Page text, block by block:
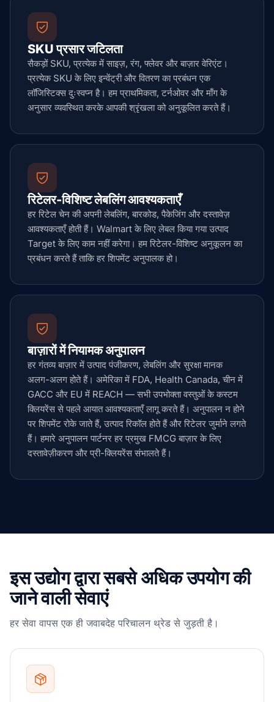
SKU प्रसार जटिलता
सैकड़ों SKU, प्रत्येक में साइज़, रंग, फ्लेवर और बाज़ार वेरिएंट।
प्रत्येक SKU के लिए इन्वेंट्री और वितरण का प्रबंधन एक
लॉजिस्टिक्स दुःस्वप्न है। हम प्राथमिकता, टर्नओवर और माँग के
अनुसार व्यवस्थित करके आपकी श्रृंखला को अनुकूलित करते हैं।
रिटेलर-विशिष्ट लेबलिंग आवश्यकताएँ
हर रिटेल चेन की अपनी लेबलिंग, बारकोड, पैकेजिंग और दस्तावेज़
आवश्यकताएँ होती हैं। Walmart के लिए लेबल किया गया उत्पाद
Target के लिए काम नहीं करेगा। हम रिटेलर-विशिष्ट अनुकूलन का
प्रबंधन करते हैं ताकि हर शिपमेंट अनुपालक हो।
बाज़ारों में नियामक अनुपालन
हर गंतव्य बाज़ार में उत्पाद पंजीकरण, लेबलिंग और सुरक्षा मानक
अलग-अलग होते हैं। अमेरिका में FDA, Health Canada, चीन में
GACC और EU में REACH — सभी उपभोक्ता वस्तुओं के कस्टम
क्लियरेंस से पहले आयात आवश्यकताएँ लागू करते हैं। अनुपालन न होने
पर शिपमेंट रोके जाते हैं, उत्पाद रिकॉल होते हैं और रिटेलर जुर्माने लगते
हैं। हमारे अनुपालन पार्टनर हर प्रमुख FMCG बाज़ार के लिए
दस्तावेज़ीकरण और प्री-क्लियरेंस संभालते हैं।
इस उद्योग द्वारा सबसे अधिक उपयोग की
जाने वाली सेवाएं
हर सेवा वापस एक ही जवाबदेह परिचालन थ्रेड से जुड़ती है।